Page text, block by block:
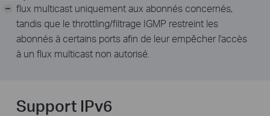
flux multicast uniquement aux abonnés concernés,
tandis que le throttling/filtrage IGMP restreint les
abonnés à certains ports afin de leur empêcher l'accès
à un flux multicast non autorisé.
Support IPv6
-